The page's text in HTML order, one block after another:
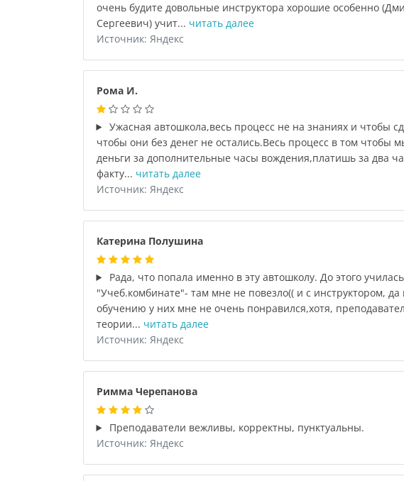
очень будите довольные инструктора хорошие особенно
Сергеевич) учит... читать далее
Источник: Яндекс
Рома И.
Ужасная автошкола,весь процесс не на знаниях и чтобы
чтобы они без денег не остались.Весь процесс в том чтобы
деньги за дополнительные часы вождения,платишь за два
факту... читать далее
Источник: Яндекс
Катерина Полушина
Рада, что попала именно в эту автошколу. До этого
"Учеб.комбинате"- там мне не повезло(( и с инструктором, да
обучению у них мне не очень понравился,хотя,
теории... читать далее
Источник: Яндекс
Римма Черепанова
Преподаватели вежливы, корректны, пунктуальны.
Источник: Яндекс